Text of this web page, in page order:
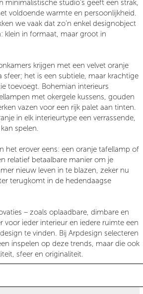
minimalistische studio’s geeft een strak,
voldoende warmte en persoonlijkheid.
we vaak dat zo’n enkel designobject
klein in formaat, maar groot in
krijgen met een velvet oranje
het is een subtiele, maar krachtige
toevoegt. Bohemian interieurs
met okergele kussens, gouden
vazen voor een rijk palet aan tinten.
in elk interieurtype een verrassende,
spelen.
het erover eens: een oranje tafellamp of
relatief betaalbare manier om je
nieuw leven in te blazen, zeker nu
terugkomt in de hedendaagse
– zoals oplaadbare, dimbare en
voor ieder interieur en iedere ruimte een
te vinden. Bij Arpdesign selecteren
inspelen op deze trends, maar die ook
sfeer en originaliteit.